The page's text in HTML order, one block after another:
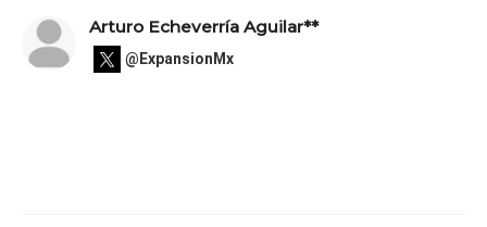
Arturo Echeverría Aguilar**
@ExpansionMx